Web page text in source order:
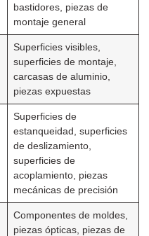
bastidores, piezas de
montaje general
Superficies visibles,
superficies de montaje,
carcasas de aluminio,
piezas expuestas
Superficies de
estanqueidad, superficies
de deslizamiento,
superficies de
acoplamiento, piezas
mecánicas de precisión
Componentes de moldes,
piezas ópticas, piezas de